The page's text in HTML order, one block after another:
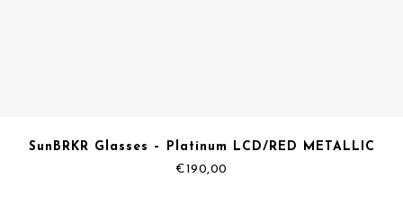
SunBRKR Glasses – Platinum LCD/RED METALLIC
€190,00